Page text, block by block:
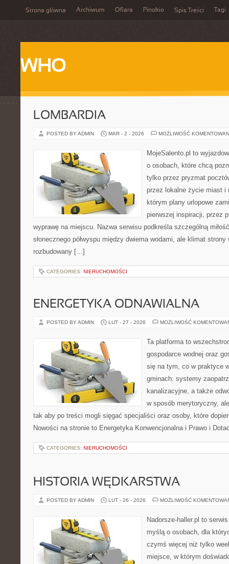
Strona główna Archiwum Ofiara Pinokio Spis Treści Tagi
WHO
LOMBARDIA
POSTED BY ADMIN MAR - 2 - 2026 MOŻLIWOŚĆ
MojeSalento.pl to
o osobach, które chcą
tylko przez pryzmat
przez lokalne życie miast i
którym plany urlopowe
pierwszej inspiracji, przez
wyprawę na miejscu. Nazwa serwisu podkreśla szczególną
słonecznego półwyspu między dwiema wodami, ale klimat
rozbudowany […]
CATEGORIES: NIERUCHOMOŚCI
ENERGETYKA ODNAWIALNA
POSTED BY ADMIN LUT - 27 - 2026 MOŻLIWOŚĆ
Ta platforma to
gospodarce wodnej oraz
się na tym, co w praktyce
gminach: systemy
kanalizacyjne, a także
w sposób merytoryczny,
tak aby po treści mogli sięgać specjaliści oraz osoby, które
Nowości na stronie to Energetyka Konwencjonalna i Prawo i
CATEGORIES: NIERUCHOMOŚCI
HISTORIA WĘDKARSTWA
POSTED BY ADMIN LUT - 26 - 2026 MOŻLIWOŚĆ
Nadorsze-haller.pl to
myślą o osobach, dla
czymś więcej niż tylko
miejsce, w którym